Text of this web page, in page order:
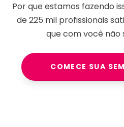
Por que estamos fazendo
de225 milprofissionais
que com você não
COMECE SUA